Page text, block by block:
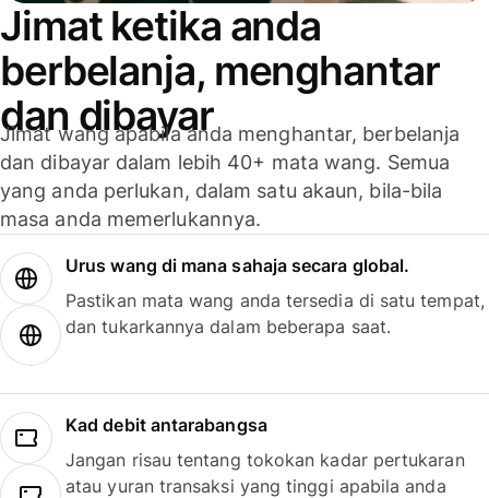
Jimat ketika anda
berbelanja, menghantar
dan dibayar
Jimat wang apabila anda menghantar, berbelanja
dan dibayar dalam lebih 40+ mata wang. Semua
yang anda perlukan, dalam satu akaun, bila-bila
masa anda memerlukannya.
Urus wang di mana sahaja secara global.
Pastikan mata wang anda tersedia di satu tempat,
dan tukarkannya dalam beberapa saat.
Kad debit antarabangsa
Jangan risau tentang tokokan kadar pertukaran
atau yuran transaksi yang tinggi apabila anda